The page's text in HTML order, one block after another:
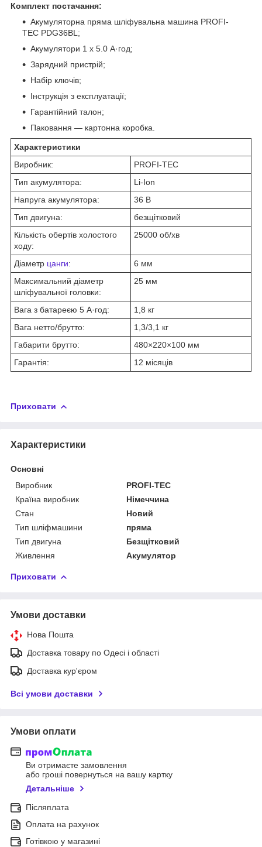
Комплект постачання:
Акумуляторна пряма шліфувальна машина PROFI-
TEC PDG36BL;
Акумулятори 1 х 5.0 А·год;
Зарядний пристрій;
Набір ключів;
Інструкція з експлуатації;
Гарантійний талон;
Паковання — картонна коробка.
Характеристики
Виробник:
PROFI-TEC
Тип акумулятора:
Li-Ion
Напруга акумулятора:
36 В
Тип двигуна:
безщітковий
Кількість обертів холостого
ходу:
25000 об/хв
Діаметр цанги:
6 мм
Максимальний діаметр
шліфувальної головки:
25 мм
Вага з батареєю 5 А·год:
1,8 кг
Вага нетто/брутто:
1,3/3,1 кг
Габарити брутто:
480×220×100 мм
Гарантія:
12 місяців
Приховати
Характеристики
Основні
Виробник
PROFI-TEC
Країна виробник
Німеччина
Стан
Новий
Тип шліфмашини
пряма
Тип двигуна
Безщітковий
Живлення
Акумулятор
Приховати
Умови доставки
Нова Пошта
Доставка товару по Одесі і області
Доставка кур'єром
Всі умови доставки
Умови оплати
Ви отримаєте замовлення
або гроші повернуться на вашу картку
Детальніше
Післяплата
Оплата на рахунок
Готівкою у магазині